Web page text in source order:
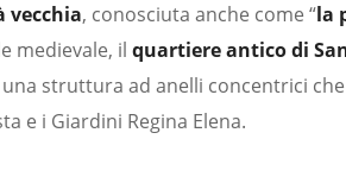
vecchia, conosciuta anche come “la
medievale, il quartiere antico di
struttura ad anelli concentrici
e i Giardini Regina Elena.